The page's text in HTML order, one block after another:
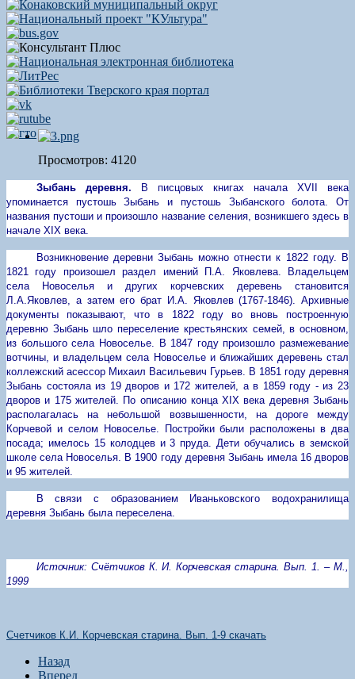
Просмотров: 4120
Зыбань деревня. В писцовых книгах начала XVII
века
упоминается пустошь Зыбань и пустошь Зыбанского болота. От
названия пустоши и произошло название селения, возникшего здесь в
начале XIX века.
Возникновение деревни Зыбань можно отнести к 1822 году. В
1821 году произошел раздел имений П.А. Яковлева. Владельцем
села Новоселья и других корчевских деревень становится
Л.А.Яковлев, а затем его брат И.А. Яковлев (1767-1846). Архивные
документы показывают, что в 1822 году во вновь построенную
деревню Зыбань шло переселение крестьянских семей, в основном,
из большого села Новоселье. В 1847 году произошло размежевание
вотчины, и владельцем села Новоселье и ближайших деревень стал
коллежский асессор Михаил Васильевич Гурьев. В 1851 году деревня
Зыбань состояла из 19 дворов и 172 жителей, а в 1859 году - из 23
дворов и 175 жителей. По описанию концаXIX века деревня Зыбань
располагалась на небольшой возвышенности, на дороге между
Корчевой и селом Новоселье. Постройки были расположены в два
посада; имелось 15 колодцев и 3 пруда. Дети обучались в земской
школе села Новоселья. В 1900 году деревня Зыбань имела 16 дворов
и 95 жителей.
В связи с образованием Иваньковского водохранилища
деревня Зыбань была переселена.
Источник: Счётчиков К. И. Корчевская старина. Вып. 1. – М.,
1999
Счетчиков К.И. Корчевская старина. Вып. 1-9 скачать
Назад
Вперед